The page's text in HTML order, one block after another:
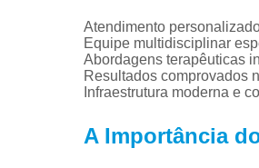
Atendimento
Equipe multidisciplinar
Abordagens terapêuticas
Resultados comprovados
Infraestrutura moderna e
A Importância